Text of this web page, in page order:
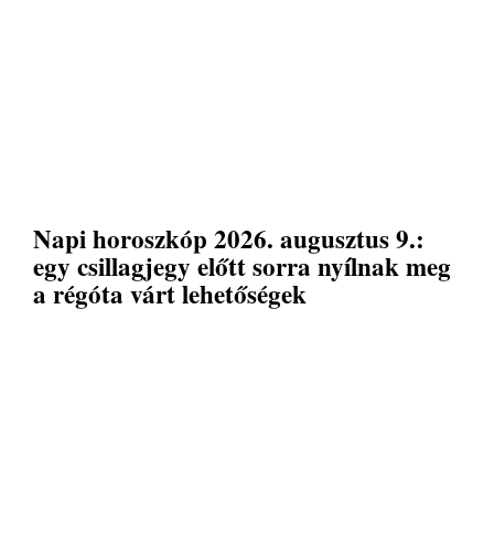
Napi horoszkóp 2026. augusztus 9.:
egy csillagjegy előtt sorra nyílnak meg
a régóta várt lehetőségek